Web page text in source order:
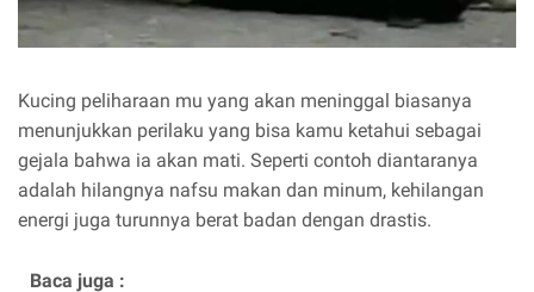
Kucing peliharaan mu yang akan meninggal biasanya
menunjukkan perilaku yang bisa kamu ketahui sebagai
gejala bahwa ia akan mati. Seperti contoh diantaranya
adalah hilangnya nafsu makan dan minum, kehilangan
energi juga turunnya berat badan dengan drastis.
Baca juga :